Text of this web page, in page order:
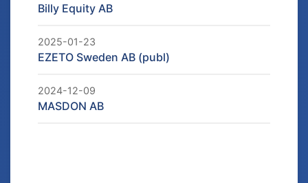
Billy Equity AB
2025-01-23
EZETO Sweden AB (publ)
2024-12-09
MASDON AB